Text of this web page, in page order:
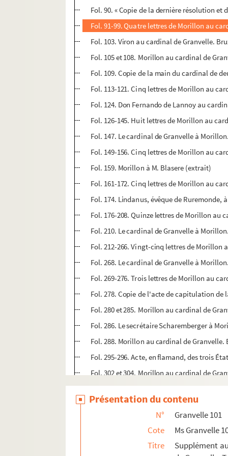
Fol. 90. « Copie de la dernière résolution
Fol. 91-99. Quatre lettres de Morillon au
Fol. 103. Viron au cardinal de Granvelle.
Fol. 105 et 108. Morillon au cardinal de
Fol. 109. Copie de la main du cardinal de
Fol. 113-121. Cinq lettres de Morillon au
Fol. 124. Don Fernando de Lannoy au
Fol. 126-145. Huit lettres de Morillon au
Fol. 147. Le cardinal de Granvelle à
Fol. 149-156. Cinq lettres de Morillon au
Fol. 159. Morillon à M. Blasere (extrait)
Fol. 161-172. Cinq lettres de Morillon au
Fol. 174. Lindanus, évêque de Ruremonde,
Fol. 176-208. Quinze lettres de Morillon au
Fol. 210. Le cardinal de Granvelle à
Fol. 212-266. Vingt-cinq lettres de Morillon
Fol. 268. Le cardinal de Granvelle à
Fol. 269-276. Trois lettres de Morillon au
Fol. 278. Copie de l'acte de capitulation de
Fol. 280 et 285. Morillon au cardinal de
Fol. 286. Le secrétaire Scharemberger à
Fol. 288. Morillon au cardinal de Granvelle.
Fol. 295-296. Acte, en flamand, des trois
Fol. 302 et 304. Morillon au cardinal de
Fol. 306. Copie d'une lettre touchant les
Fol. 308. Requête, en latin, des États de
Fol. 312. Lettre sans signature. Mons, 30
Fol. 314. Lettre sans signature, adressée
1. Morillon au cardinal de Granvelle.
Présentation du contenu
N°
Granvelle 101
Cote
Ms Granvelle
Titre
Supplément